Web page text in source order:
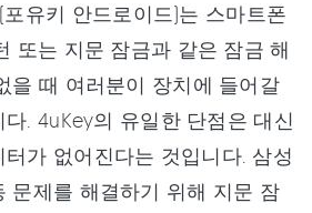
유키 안드로이드)는 스마트폰
또는 지문 잠금과 같은 잠금 해
을 때 여러분이 장치에 들어갈
. 4uKey의 유일한 단점은 대신
가 없어진다는 것입니다. 삼성
문제를 해결하기 위해 지문 잠